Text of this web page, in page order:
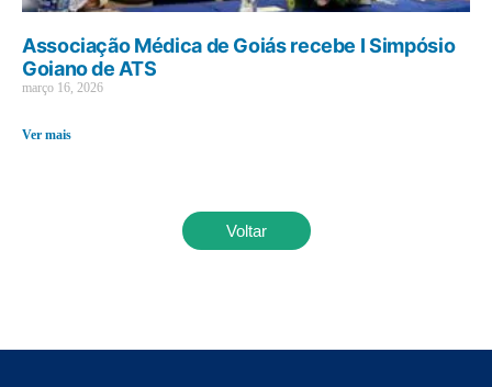
Associação Médica de Goiás recebe I Simpósio
Goiano de ATS
março 16, 2026
Ver mais
Voltar